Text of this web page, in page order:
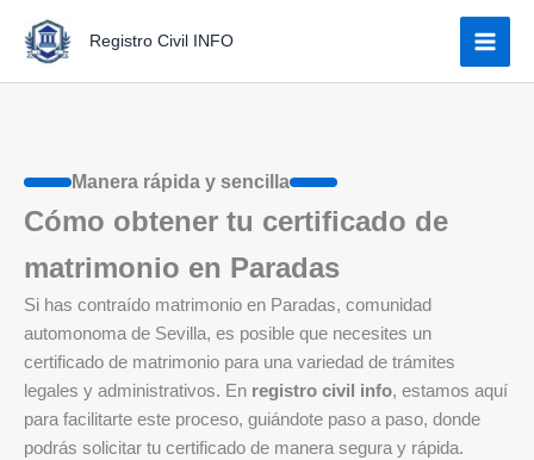
contenido
Registro Civil INFO
Manera rápida y sencilla
Cómo obtener tu certificado de
matrimonio en Paradas
Si has contraído matrimonio en Paradas, comunidad
automonoma de Sevilla, es posible que necesites un
certificado de matrimonio para una variedad de trámites
legales y administrativos. En registro civil info, estamos aquí
para facilitarte este proceso, guiándote paso a paso, donde
podrás solicitar tu certificado de manera segura y rápida.